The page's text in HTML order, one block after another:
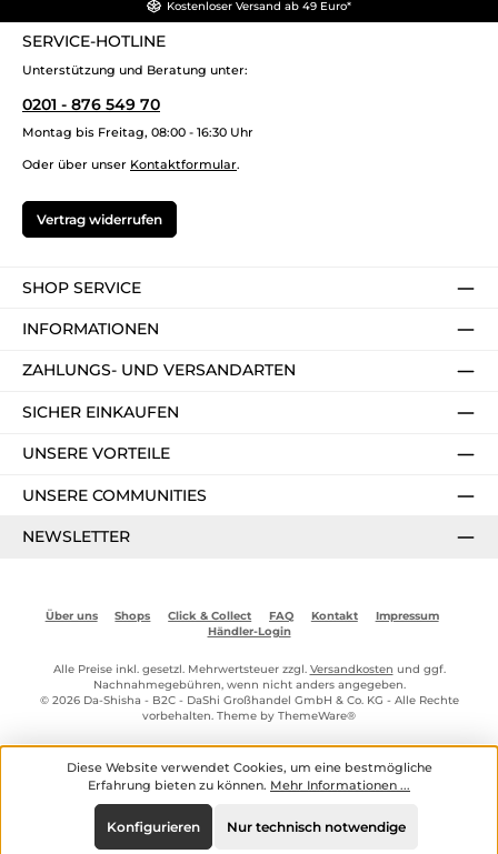
Kostenloser Versand ab 49 Euro*
SERVICE-HOTLINE
Unterstützung und Beratung unter:
0201 - 876 549 70
Montag bis Freitag, 08:00 - 16:30 Uhr
Oder über unser Kontaktformular.
Vertrag widerrufen
SHOP SERVICE
INFORMATIONEN
ZAHLUNGS- UND VERSANDARTEN
SICHER EINKAUFEN
UNSERE VORTEILE
UNSERE COMMUNITIES
NEWSLETTER
Über uns Shops Click & Collect FAQ Kontakt
Impressum
Händler-Login
Alle Preise inkl. gesetzl. Mehrwertsteuer zzgl. Versandkosten und ggf.
Nachnahmegebühren, wenn nicht anders angegeben.
© 2026 Da-Shisha - B2C - DaShi Großhandel GmbH & Co. KG - Alle Rechte
vorbehalten. Theme by ThemeWare®
Diese Website verwendet Cookies, um eine bestmögliche
Erfahrung bieten zu können. Mehr Informationen ...
Nur technisch notwendige
Konfigurieren